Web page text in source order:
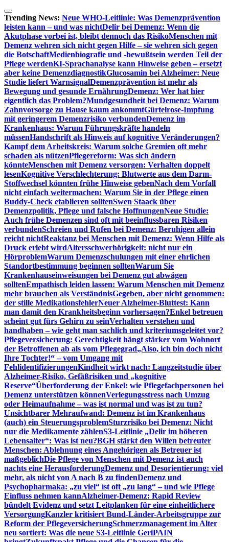
Zum
Inhalt
springen
Trending News: Neue WHO-Leitlinie: Was Demenzprävention
leisten kann – und was nichtDelir bei Demenz: Wenn die
Akutphase vorbei ist, bleibt dennoch das RisikoMenschen mit
Demenz wehren sich nicht gegen Hilfe – sie wehren sich gegen
die BotschaftMedienbiografie und -bewußtsein werden Teil der
Pflege werdenKI-Sprachanalyse kann Hinweise geben – ersetzt
aber keine DemenzdiagnostikGlucosamin bei Alzheimer: Neue
Studie liefert WarnsignalDemenzprävention ist mehr als
Bewegung und gesunde ErnährungDemenz: Wer hat hier
eigentlich das Problem?Mundgesundheit bei Demenz: Warum
Zahnvorsorge zu Hause kaum ankommtGürtelrose-Impfung
mit geringerem Demenzrisiko verbundenDemenz im
Krankenhaus: Warum Führungskräfte handeln
müssenHandschrift als Hinweis auf kognitive Veränderungen?
Kampf dem Arbeitskreis: Warum solche Gremien oft mehr
schaden als nützenPflegereform: Was sich ändern
könnteMenschen mit Demenz versorgen: Verhalten doppelt
lesenKognitive Verschlechterung: Blutwerte aus dem Darm-
Stoffwechsel könnten frühe Hinweise gebenNach dem Vorfall
nicht einfach weitermachen: Warum Sie in der Pflege einen
Buddy-Check etablieren solltenSwen Staack über
Demenzpolitik, Pflege und falsche HoffnungenNeue Studie:
Auch frühe Demenzen sind oft mit beeinflussbaren Risiken
verbundenSchreien und Rufen bei Demenz: Beruhigen allein
reicht nichtReaktanz bei Menschen mit Demenz: Wenn Hilfe als
Druck erlebt wirdAltersschwerhörigkeit: nicht nur ein
HörproblemWarum Demenzschulungen mit einer ehrlichen
Standortbestimmung beginnen solltenWarum Sie
Krankenhauseinweisungen bei Demenz gut abwägen
solltenEmpathisch leiden lassen: Warum Menschen mit Demenz
mehr brauchen als VerständnisGegeben, aber nicht genommen:
der stille MedikationsfehlerNeuer Alzheimer-Bluttest: Kann
man damit den Krankheitsbeginn vorhersagen?Enkel betreuen
scheint gut fürs Gehirn zu seinVerhalten verstehen und
handhaben – wie geht man sachlich und kriteriumsgeleitet vor?
Pflegeversicherung: Gerechtigkeit hängt stärker vom Wohnort
der Betroffenen ab als vom Pflegegrad„Also, ich bin doch nicht
Ihre Tochter!“ – vom Umgang mit
FehlidentifizierungenKindheit wirkt nach: Langzeitstudie über
Alzheimer-Risiko, Gefäßrisiken und „kognitive
Reserve“Überforderung der Enkel: wie Pflegefachpersonen bei
Demenz unterstützen könnenVerlegungsstress nach Umzug
oder Heimaufnahme – was ist normal und was ist zu tun?
Unsichtbarer Mehraufwand: Demenz ist im Krankenhaus
(auch) ein SteuerungsproblemSturzrisiko bei Demenz: Nicht
nur die Medikamente zählenS3-Leitlinie „Delir im höheren
Lebensalter“: Was ist neu?BGH stärkt den Willen betreuter
Menschen: Ablehnung eines Angehörigen als Betreuer ist
maßgeblichDie Pflege von Menschen mit Demenz ist auch
nachts eine HerausforderungDemenz und Desorientierung: viel
mehr, als nicht von A nach B zu findenDemenz und
Psychopharmaka: „zu viel“ ist oft „zu lang“ – und wie Pflege
Einfluss nehmen kannAlzheimer-Demenz: Rapid Review
bündelt Evidenz und setzt Leitplanken für eine einheitlichere
VersorgungKanzler kritisiert Bund-Länder-Arbeitsgruppe zur
Reform der PflegeversicherungSchmerzmanagement im Alter
neu sortiert: Was die neue S3-Leitlinie GeriPAIN